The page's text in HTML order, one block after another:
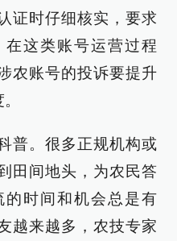
证时仔细核实，要求
这类账号运营过程
农账号的投诉要提升
普。很多正规机构或
田间地头，为农民答
时间和机会总是有
越来越多，农技专家